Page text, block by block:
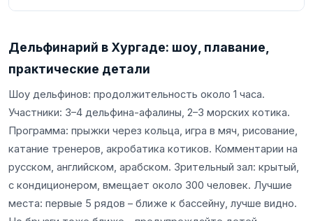
Дельфинарий в Хургаде: шоу, плавание,
практические детали
Шоу дельфинов: продолжительность около 1 часа.
Участники: 3–4 дельфина-афалины, 2–3 морских котика.
Программа: прыжки через кольца, игра в мяч, рисование,
катание тренеров, акробатика котиков. Комментарии на
русском, английском, арабском. Зрительный зал: крытый,
с кондиционером, вмещает около 300 человек. Лучшие
места: первые 5 рядов – ближе к бассейну, лучше видно.